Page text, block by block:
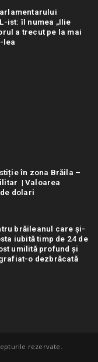
ist: îl numea „Ilie
a trecut pe la mai
lea
în zona Brăila –
| Valoarea
dolari
brăileanul care și-
iubită timp de 24 de
umilită profund și
o dezbrăcată
rezervate.